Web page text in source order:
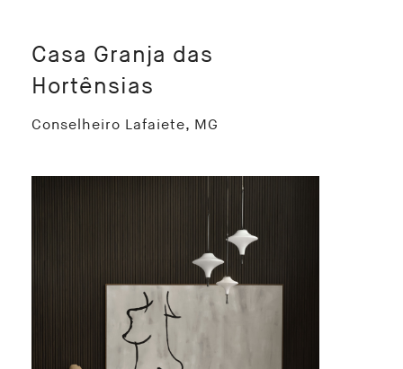
Casa Granja das
Hortênsias
Conselheiro Lafaiete, MG